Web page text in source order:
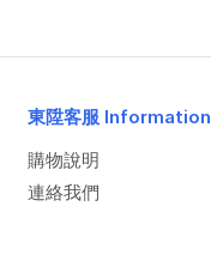
東陞客服 Information
購物說明
連絡我們